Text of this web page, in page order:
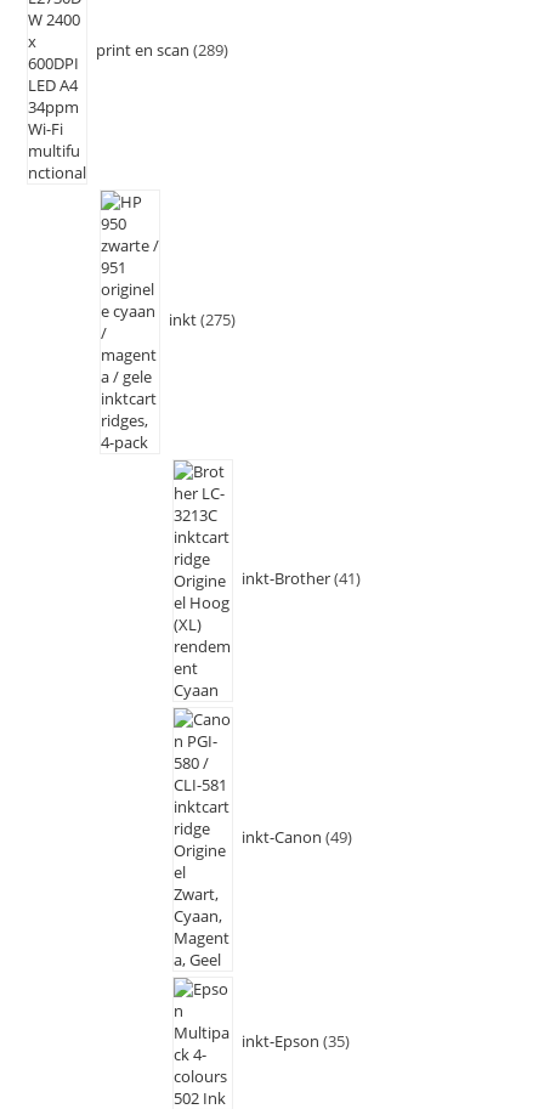
print en scan 289
inkt 275
inkt-Brother 41
inkt-Canon 49
inkt-Epson 35